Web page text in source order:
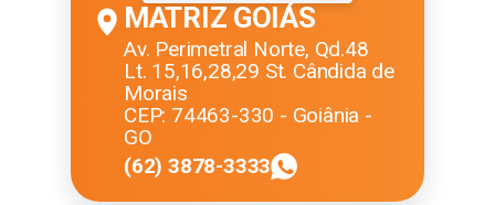
MATRIZ GOIÁS
Av. Perimetral Norte, Qd.48
Lt. 15,16,28,29 St. Cândida de
Morais
CEP: 74463-330 - Goiânia -
GO
(62) 3878-3333